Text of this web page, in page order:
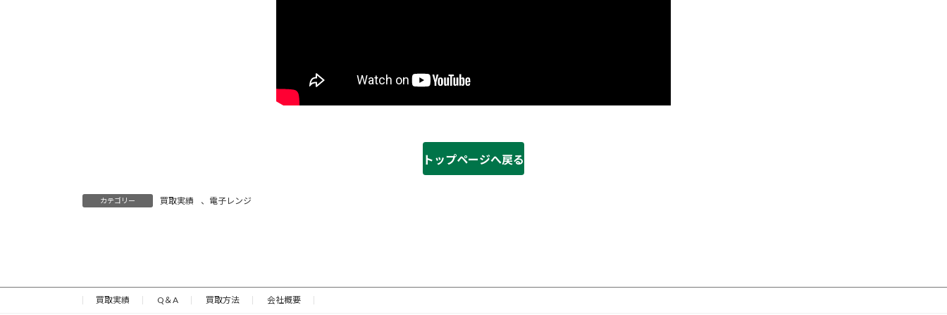
トップページへ戻る
カテゴリー 買取実績 、 電子レンジ
買取実績 Q＆A 買取方法 会社概要